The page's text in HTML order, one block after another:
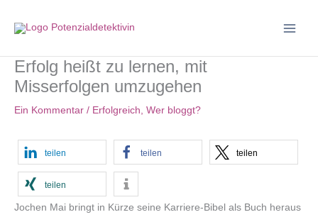
Inhalt
Erfolg heißt zu lernen, mit
Misserfolgen umzugehen
Ein Kommentar / Erfolgreich, Wer bloggt?
teilen teilen teilen
teilen
Jochen Mai bringt in Kürze seine Karriere-Bibel als Buch heraus